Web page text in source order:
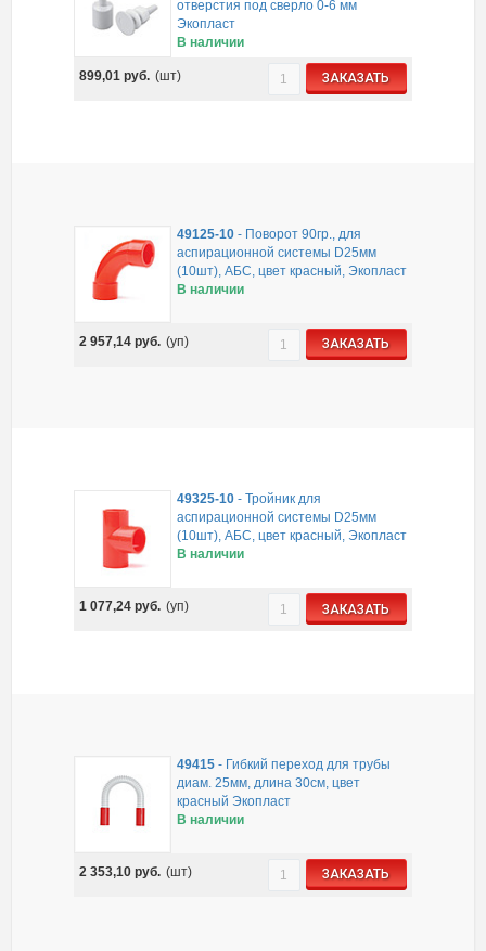
отверстия под сверло 0-6 мм
Экопласт
В наличии
899,01руб. (шт) ЗАКАЗАТЬ
49125-10 - Поворот 90гр., для
аспирационной системы D25мм
(10шт), АБС, цвет красный, Экопласт
В наличии
2 957,14руб. (уп) ЗАКАЗАТЬ
49325-10 -Тройник для
аспирационной системы D25мм
(10шт), АБС, цвет красный, Экопласт
В наличии
1 077,24руб. (уп) ЗАКАЗАТЬ
49415 - Гибкий переход для трубы
диам. 25мм, длина 30см, цвет
красный Экопласт
В наличии
2 353,10руб. (шт) ЗАКАЗАТЬ